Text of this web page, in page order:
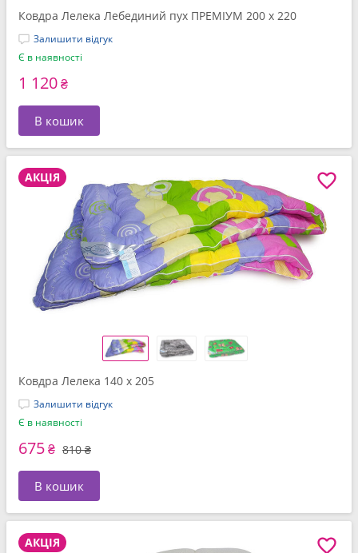
Ковдра Лелека Лебединий пух ПРЕМІУМ 200 x 220
Залишити відгук
Є в наявності
1 120₴
В кошик
АКЦІЯ
Ковдра Лелека 140 x 205
Залишити відгук
Є в наявності
675₴ 810 ₴
В кошик
АКЦІЯ